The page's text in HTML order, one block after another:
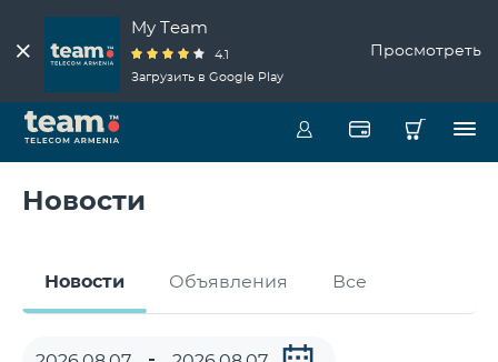
My Team
4.1
Загрузить в Google Play
Просмотреть
Новости
Новости Объявления Все